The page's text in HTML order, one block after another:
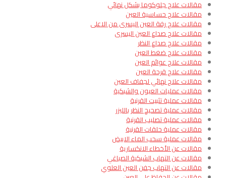
مقالات علاج جلوكوما بشكل نهائي
مقالات علاج حساسية العين
مقالات علاج رفة العين اليسرى من الاعلى
مقالات علاج صداع العين اليسرى
مقالات علاج صداع النظر
مقالات علاج ضغط العين
مقالات علاج عوائم العين
مقالات علاج قرحة العين
مقالات علاج نهائي لجفاف العين
مقالات عمليات العيون والشبكية
مقالات عملية تثبيت القرنية
مقالات عملية تصحيح النظر بالليزر
مقالات عملية تصليب القرنية
مقالات عملية حلقات القرنية
مقالات عملية سحب الماء الابيض
مقالات عن الأخطاء الانكسارية
مقالات عن التهاب الشبكية الصباغي
مقالات عن التهاب جفن العين العلوي